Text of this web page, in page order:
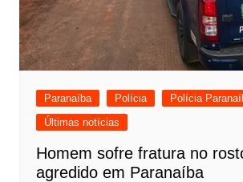
Paranaíba Polícia
Polícia
Últimas notícias
Homem sofre fratura no
agredido em Paranaíba